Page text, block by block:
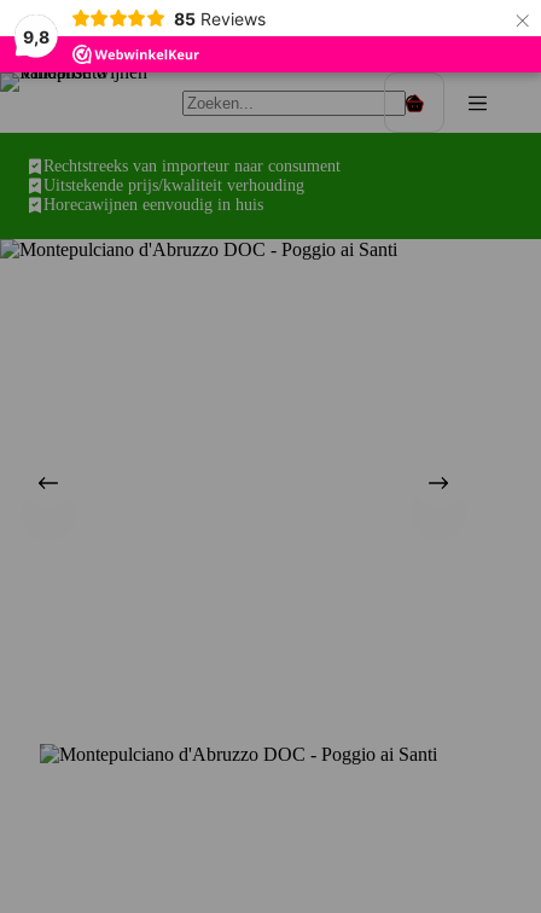
9,8
85 Reviews ×
Ga
Winkelwagen
Rechtstreeks van importeur naar consument
Uitstekende prijs/kwaliteit verhouding
Horecawijnen eenvoudig in huis